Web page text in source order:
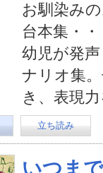
お馴染み
台本集・
幼児が発
ナリオ集
き、表現
立ち読み
いつま